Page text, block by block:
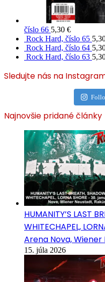
číslo 66 5,30 €
Rock Hard, číslo 65
Rock Hard, číslo 64
Rock Hard, číslo 63
Sledujte nás na
Najnovšie pridané články
HUMANITY’S LAST
WHITECHAPEL,
Arena Nova,
15. júla 2026